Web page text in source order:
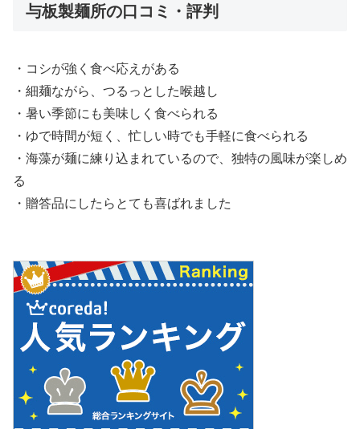
与板製麺所の口コミ・評判
・コシが強く食べ応えがある
・細麺ながら、つるっとした喉越し
・暑い季節にも美味しく食べられる
・ゆで時間が短く、忙しい時でも手軽に食べられる
・海藻が麺に練り込まれているので、独特の風味が楽しめ
る
・贈答品にしたらとても喜ばれました